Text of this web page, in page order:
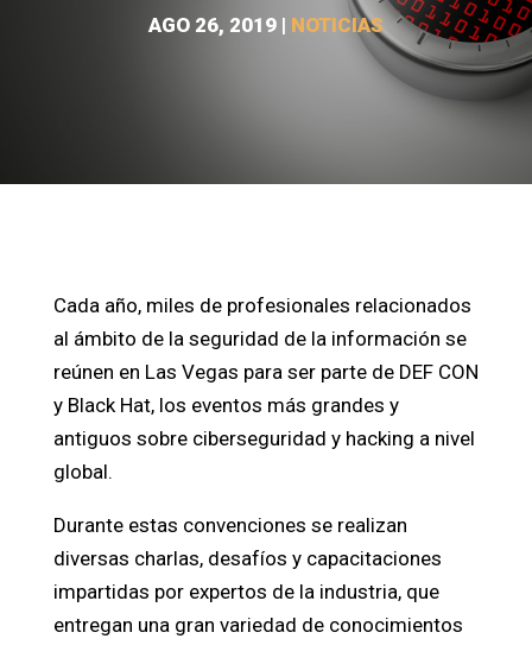
AGO 26, 2019 | NOTICIAS
Cada año, miles de profesionales relacionados
al ámbito de la seguridad de la información se
reúnen en Las Vegas para ser parte de DEF CON
y Black Hat, los eventos más grandes y
antiguos sobre ciberseguridad y hacking a nivel
global.
Durante estas convenciones se realizan
diversas charlas, desafíos y capacitaciones
impartidas por expertos de la industria, que
entregan una gran variedad de conocimientos